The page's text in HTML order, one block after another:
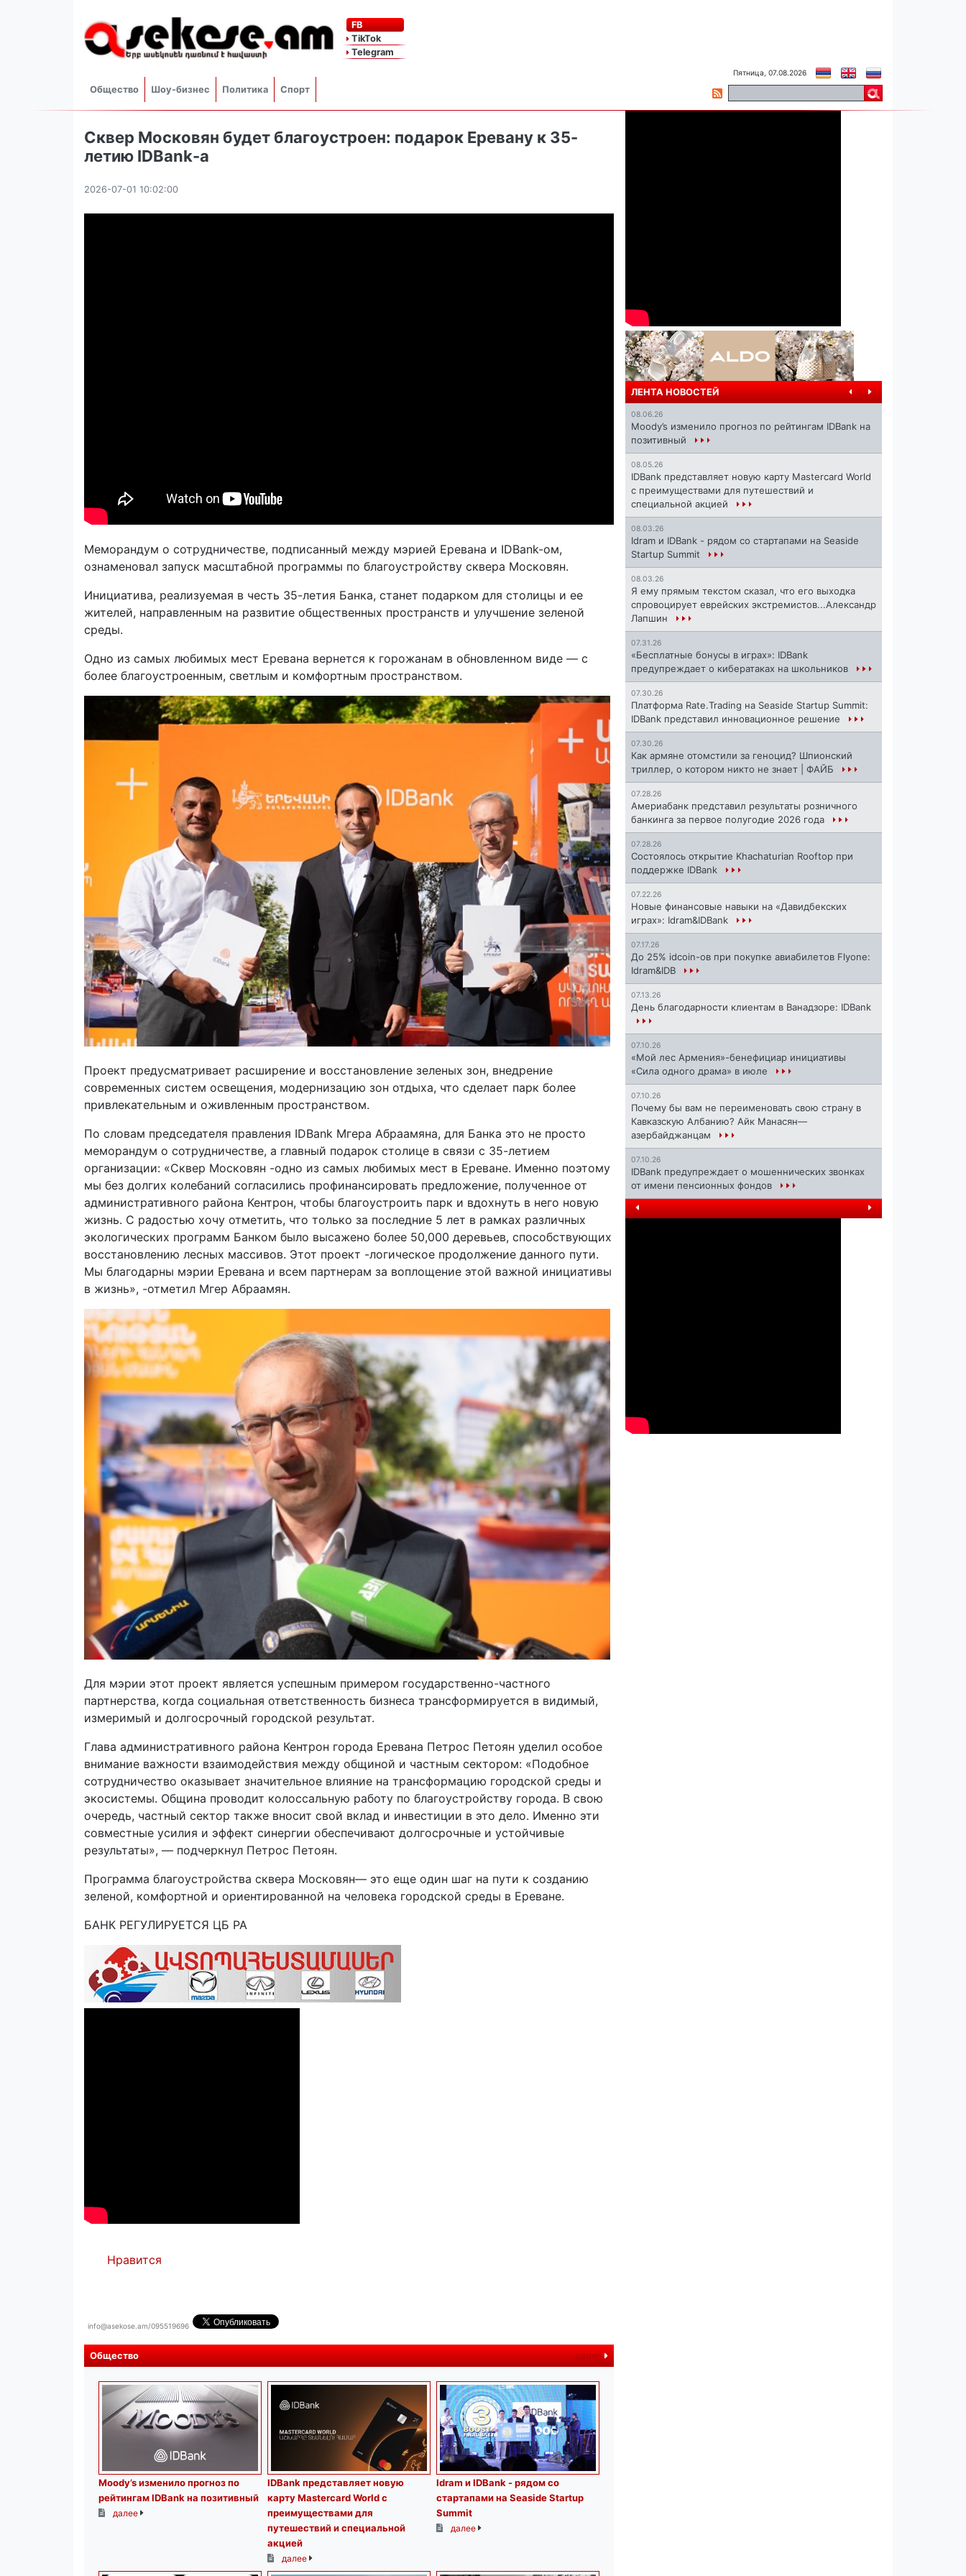
FB
TikTok
Telegram
Общество Шоу-бизнес Политика Спорт
Пятница, 07.08.2026
Сквер Московян будет благоустроен: подарок Еревану к 35-
летию IDBank-а
2026-07-01 10:02:00
Меморандум о сотрудничестве, подписанный между мэрией Еревана и IDBank-ом,
ознаменовал запуск масштабной программы по благоустройству сквера Московян.
Инициатива, реализуемая в честь 35-летия Банка, станет подарком для столицы и ее
жителей, направленным на развитие общественных пространств и улучшение зеленой
среды.
Одно из самых любимых мест Еревана вернется к горожанам в обновленном виде — с
более благоустроенным, светлым и комфортным пространством.
Проект предусматривает расширение и восстановление зеленых зон, внедрение
современных систем освещения, модернизацию зон отдыха, что сделает парк более
привлекательным и оживленным пространством.
По словам председателя правления IDBank Мгера Абраамяна, для Банка это не просто
меморандум о сотрудничестве, а главный подарок столице в связи с 35-летием
организации: «Сквер Московян -одно из самых любимых мест в Ереване. Именно поэтому
мы без долгих колебаний согласились профинансировать предложение, полученное от
административного района Кентрон, чтобы благоустроить парк и вдохнуть в него новую
жизнь. С радостью хочу отметить, что только за последние 5 лет в рамках различных
экологических программ Банком было высажено более 50,000 деревьев, способствующих
восстановлению лесных массивов. Этот проект -логическое продолжение данного пути.
Мы благодарны мэрии Еревана и всем партнерам за воплощение этой важной инициативы
в жизнь», -отметил Мгер Абраамян.
Для мэрии этот проект является успешным примером государственно-частного
партнерства, когда социальная ответственность бизнеса трансформируется в видимый,
измеримый и долгосрочный городской результат.
Глава административного района Кентрон города Еревана Петрос Петоян уделил особое
внимание важности взаимодействия между общиной и частным сектором: «Подобное
сотрудничество оказывает значительное влияние на трансформацию городской среды и
экосистемы. Община проводит колоссальную работу по благоустройству города. В свою
очередь, частный сектор также вносит свой вклад и инвестиции в это дело. Именно эти
совместные усилия и эффект синергии обеспечивают долгосрочные и устойчивые
результаты», — подчеркнул Петрос Петоян.
Программа благоустройства сквера Московян— это еще один шаг на пути к созданию
зеленой, комфортной и ориентированной на человека городской среды в Ереване.
БАНК РЕГУЛИРУЕТСЯ ЦБ РА
Нравится
info@asekose.am/095519696
Общество далее
Moody’s изменило прогноз по
рейтингам IDBank на позитивный
далее
IDBank представляет новую
карту Mastercard World с
преимуществами для
путешествий и специальной
акцией
далее
Idram и IDBank - рядом со
стартапами на Seaside Startup
Summit
далее
ЛЕНТА НОВОСТЕЙ
08.06.26
Moody’s изменило прогноз по рейтингам IDBank на
позитивный
08.05.26
IDBank представляет новую карту Mastercard World
с преимуществами для путешествий и
специальной акцией
08.03.26
Idram и IDBank - рядом со стартапами на Seaside
Startup Summit
08.03.26
Я ему прямым текстом сказал, что его выходка
спровоцирует еврейских экстремистов...Александр
Лапшин
07.31.26
«Бесплатные бонусы в играх»: IDBank
предупреждает о кибератаках на школьников
07.30.26
Платформа Rate.Trading на Seaside Startup Summit:
IDBank представил инновационное решение
07.30.26
Как армяне отомстили за геноцид? Шпионский
триллер, о котором никто не знает | ФАЙБ
07.28.26
Америабанк представил результаты розничного
банкинга за первое полугодие 2026 года
07.28.26
Состоялось открытие Khachaturian Rooftop при
поддержке IDBank
07.22.26
Новые финансовые навыки на «Давидбекских
играх»: Idram&IDBank
07.17.26
До 25% idcoin-ов при покупке авиабилетов Flyone:
Idram&IDB
07.13.26
День благодарности клиентам в Ванадзоре: IDBank
07.10.26
«Мой лес Армения»-бенефициар инициативы
«Сила одного драма» в июле
07.10.26
Почему бы вам не переименовать свою страну в
Кавказскую Албанию? Айк Манасян—
азербайджанцам
07.10.26
IDBank предупреждает о мошеннических звонках
от имени пенсионных фондов